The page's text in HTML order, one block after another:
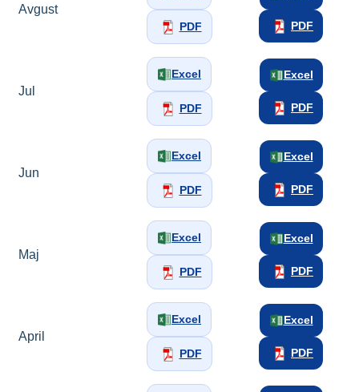
Avgust
PDF PDF
Jul
Excel
PDF
Excel
PDF
Jun
Excel
PDF
Excel
PDF
Maj
Excel
PDF
Excel
PDF
April
Excel
PDF
Excel
PDF